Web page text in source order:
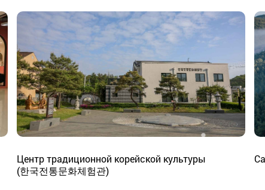
Центр традиционной корейской культуры
(한국전통문화체험관)